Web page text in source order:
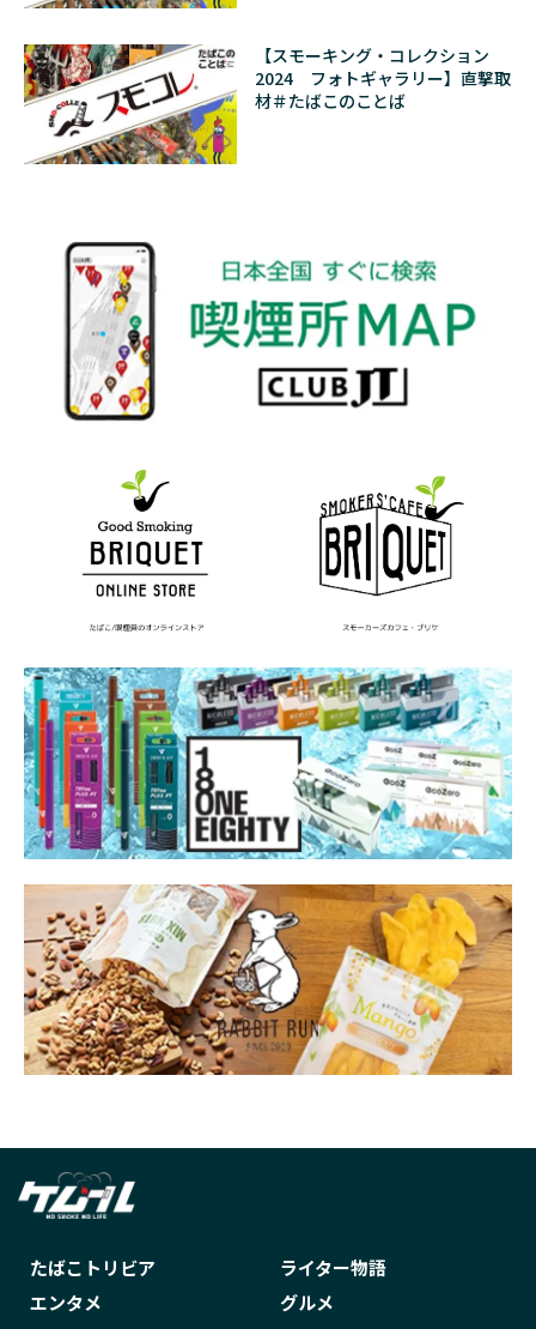
【スモーキング・コレクション
2024 フォトギャラリー】直撃取
材＃たばこのことば
たばこトリビア
ライター物語
エンタメ
グルメ